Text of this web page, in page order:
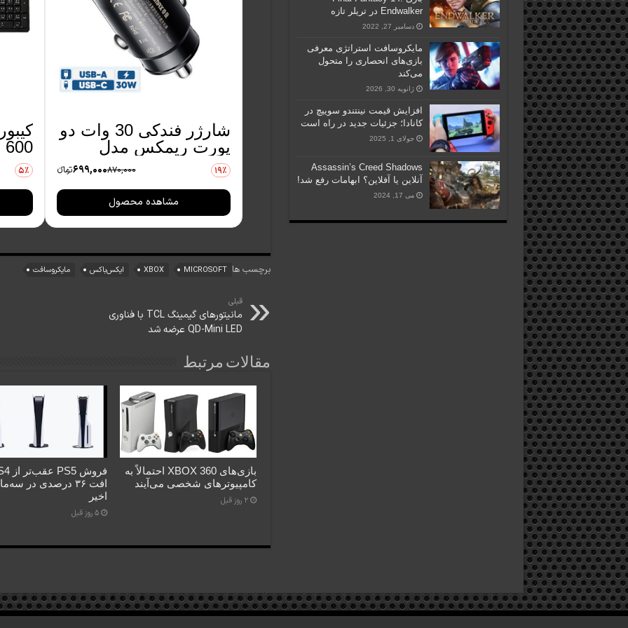
شارژر فندکی 30 وات دو
پورت ریمکس مدل
RCC440
19٪ 870,000
699,000تومانءء
مشاهده محصول
600 با حروف فارسی
5٪
برچسب ها MICROSOFT
XBOX ایکس‌باکس مایکروسافت
قبلی
مانیتورهای گیمینگ TCL با فناوری
QD-Mini LED عرضه شد
مقالات مرتبط
بازی‌های XBOX 360 احتمالاً به
کامپیوترهای شخصی می‌آیند
2 روز قبل
افت ۳۶ درصدی در
اخیر
5 روز قبل
Endwalker در تریلر تازه
دسامبر 27, 2022
مایکروسافت استراتژی معرفی
بازی‌های انحصاری را متحول
می‌کند
ژانویه 30, 2026
افزایش قیمت نینتندو سوییچ در
کانادا؛ جزئیات جدید در راه است
جولای 1, 2025
Assassin’s Creed Shadows
آنلاین یا آفلاین؟ ابهامات رفع شد!
می 17, 2024